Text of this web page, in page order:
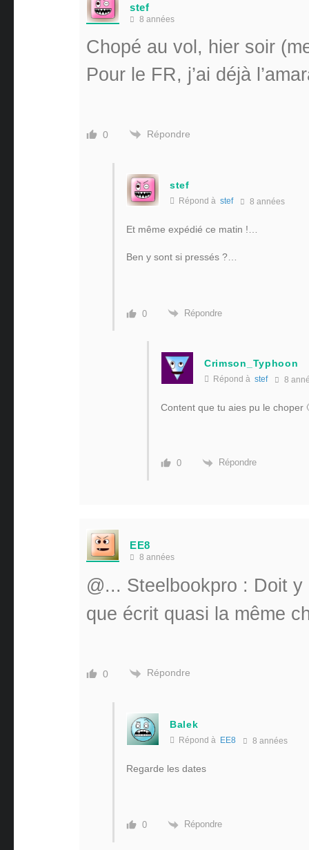
stef
8 années
Chopé au vol, hier soir
Pour le FR, j’ai déjà
0 Répondre
stef
Répond à stef 8 années
Et même expédié ce matin !…
Ben y sont si pressés ?…
0 Répondre
Crimson_Typhoon
Répond à stef 8
Content que tu aies pu le choper
0 Répondre
EE8
8 années
@... Steelbookpro : Doit
que écrit quasi la même
0 Répondre
Balek
Répond à EE8 8 années
Regarde les dates
0 Répondre